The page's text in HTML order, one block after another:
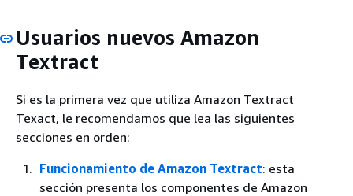
Usuarios nuevos Amazon
Textract
Si es la primera vez que utiliza Amazon Textract
Texact, le recomendamos que lea las siguientes
secciones en orden:
Funcionamiento de Amazon Textract: esta
sección presenta los componentes de Amazon